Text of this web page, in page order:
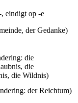
eindigt op -e
der Gedanke)
die
die
die Wildnis)
der Reichtum)